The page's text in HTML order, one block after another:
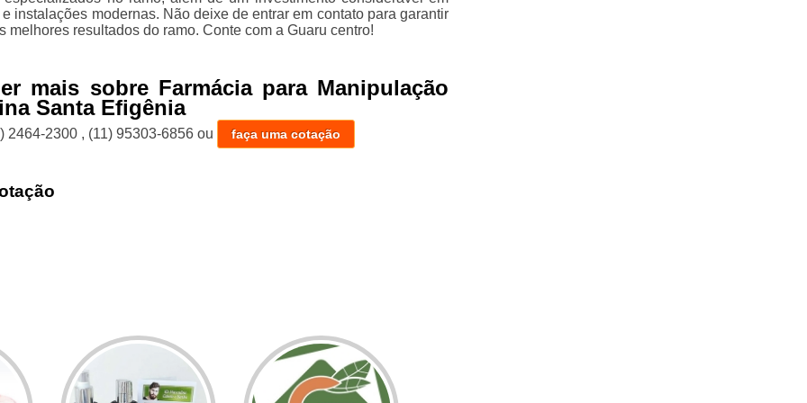
instalações modernas. Não deixe de entrar em contato para garantir
melhores resultados do ramo. Conte com a Guaru centro!
mais sobre Farmácia para Manipulação
Santa Efigênia
2464-2300 , (11) 95303-6856 ou faça uma cotação